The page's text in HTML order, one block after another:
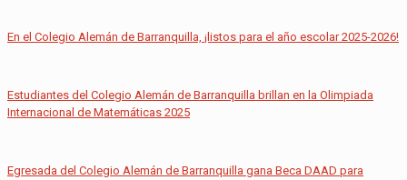
En el Colegio Alemán de Barranquilla, ¡listos para el año escolar 2025-2026!
Estudiantes del Colegio Alemán de Barranquilla brillan en la Olimpiada
Internacional de Matemáticas 2025
Egresada del Colegio Alemán de Barranquilla gana Beca DAAD para